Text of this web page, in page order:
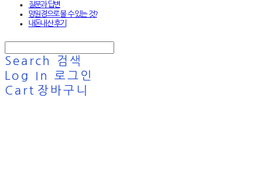
질문과 답변
망원경으로 볼 수 있는 것?
내돈내산 후기
Search
검색
Log In
로그인
Cart 장바구니